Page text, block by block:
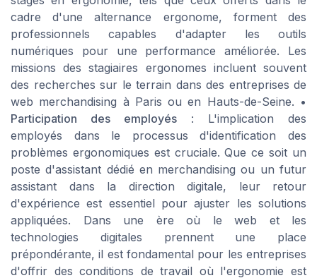
cadre d'une alternance ergonome, forment des
professionnels capables d'adapter les outils
numériques pour une performance améliorée. Les
missions des stagiaires ergonomes incluent souvent
des recherches sur le terrain dans des entreprises de
web merchandising à Paris ou en Hauts-de-Seine. •
Participation des employés : L'implication des
employés dans le processus d'identification des
problèmes ergonomiques est cruciale. Que ce soit un
poste d'assistant dédié en merchandising ou un futur
assistant dans la direction digitale, leur retour
d'expérience est essentiel pour ajuster les solutions
appliquées. Dans une ère où le web et les
technologies digitales prennent une place
prépondérante, il est fondamental pour les entreprises
d'offrir des conditions de travail où l'ergonomie est